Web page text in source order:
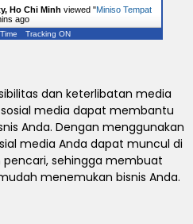
Ho Chi Minh viewed "Miniso Tempat
ago
Tracking ON
dan keterlibatan media
media dapat membantu
Anda. Dengan menggunakan
media Anda dapat muncul di
sehingga membuat
menemukan bisnis Anda.